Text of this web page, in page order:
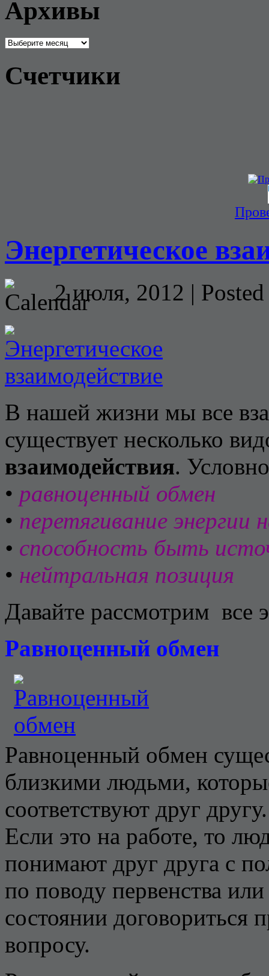
Архивы
Архивы
Счетчики
Энергетическое
2 июля, 2012 |
В нашей жизни мы все
существует несколько
взаимодействия.
• равноценный обмен
• перетягивание энергии
• способность быть
• нейтральная позиция
Давайте рассмотрим все
Равноценный обмен
Равноценный обмен
близкими людьми,
соответствуют друг другу.
Если это на работе, то
понимают друг друга с
по поводу первенства
состоянии договориться
вопросу.